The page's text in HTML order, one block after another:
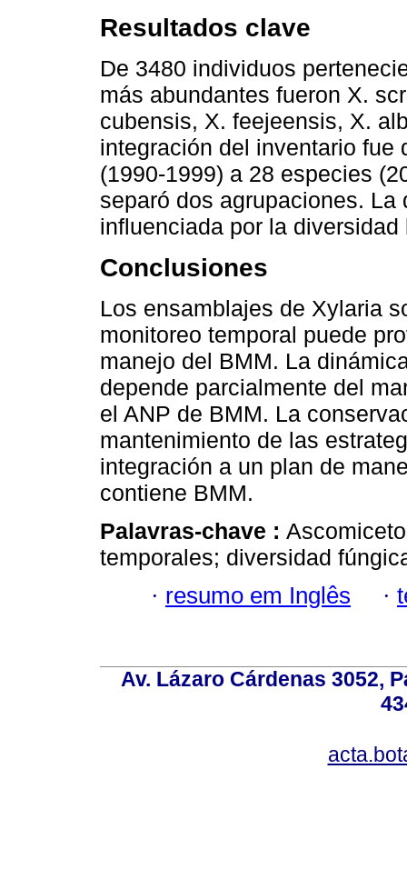
Resultados clave
De 3480 individuos
más abundantes fueron X.
cubensis, X. feejeensis, X.
integración del inventario fue
(1990-1999) a 28 especies
separó dos agrupaciones.
influenciada por la
Conclusiones
Los ensamblajes de Xylaria
monitoreo temporal puede
manejo del BMM. La
depende parcialmente del
el ANP de BMM. La
mantenimiento de las
integración a un plan de
contiene BMM.
Palavras-chave :
temporales; diversidad
· resumo em Inglês ·
Av. Lázaro Cárdenas 3052,